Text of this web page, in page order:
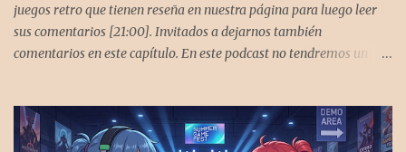
juegos retro que tienen reseña en nuestra página para luego leer
sus comentarios [21:00]. Invitados a dejarnos también
comentarios en este capítulo. En este podcast no tendremos un
@GoombaVictor y @flagstaad que no estarían aquí si no es por
ustedes. Muchas gracias a todos los que nos agregan a sus